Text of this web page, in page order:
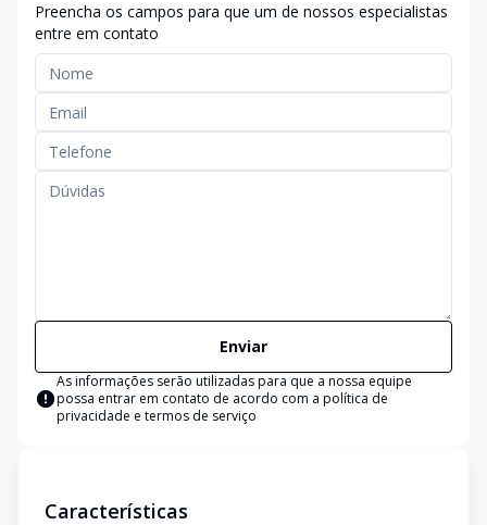
Preencha os campos para que um de nossos especialistas
entre em contato
Enviar
As informações serão utilizadas para que a nossa equipe
possa entrar em contato de acordo com a política de
privacidade e termos de serviço
Características